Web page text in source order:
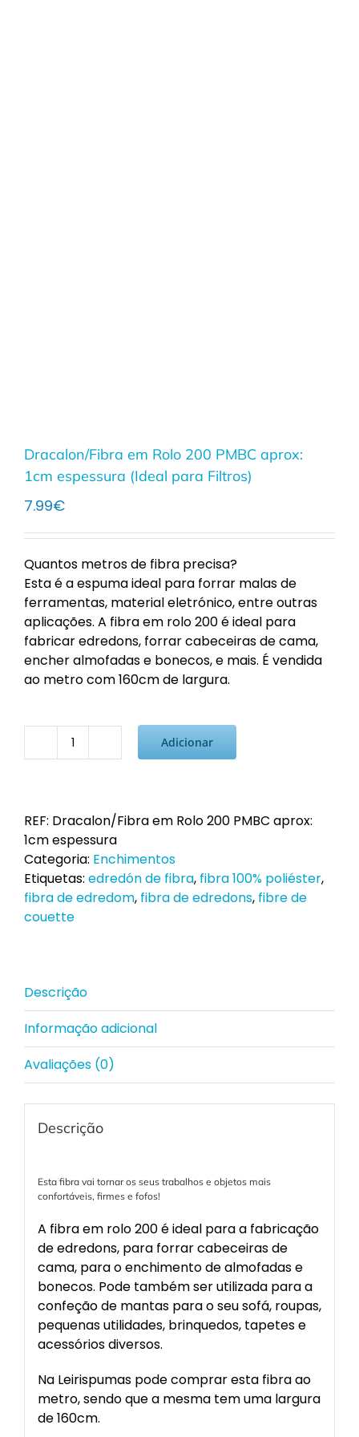
Dracalon/Fibra em Rolo 200 PMBC aprox:
1cm espessura (Ideal para Filtros)
7.99€
Quantos metros de fibra precisa?
Esta é a espuma ideal para forrar malas de
ferramentas, material eletrónico, entre outras
aplicações. A fibra em rolo 200 é ideal para
fabricar edredons, forrar cabeceiras de cama,
encher almofadas e bonecos, e mais. É vendida
ao metro com 160cm de largura.
Quantidade
Rolo
200
PMBC
aprox:
1cm
espessura
Adicionar
REF: Dracalon/Fibra em Rolo 200 PMBC aprox:
1cm espessura
Categoria: Enchimentos
Etiquetas: edredón de fibra, fibra 100% poliéster,
fibra de edredom, fibra de edredons, fibre de
couette
Descrição
Informação adicional
Avaliações (0)
Descrição
Esta fibra vai tornar os seus trabalhos e objetos mais
confortáveis, firmes e fofos!
A fibra em rolo 200 é ideal para a fabricação
de edredons, para forrar cabeceiras de
cama, para o enchimento de almofadas e
bonecos. Pode também ser utilizada para a
confeção de mantas para o seu sofá, roupas,
pequenas utilidades, brinquedos, tapetes e
acessórios diversos.
Na Leirispumas pode comprar esta fibra ao
metro, sendo que a mesma tem uma largura
de 160cm.